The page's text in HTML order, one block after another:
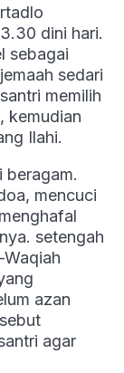
dini hari.
sebagai
sedari
memilih
kemudian
Ilahi.
beragam.
mencuci
setengah
azan
agar